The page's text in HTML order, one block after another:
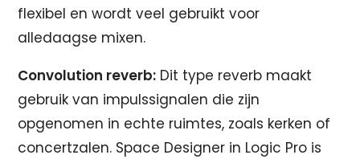
flexibel en wordt veel gebruikt voor
alledaagse mixen.
Convolution reverb: Dit type reverb maakt
gebruik van impulssignalen die zijn
opgenomen in echte ruimtes, zoals kerken of
concertzalen. Space Designer in Logic Pro is